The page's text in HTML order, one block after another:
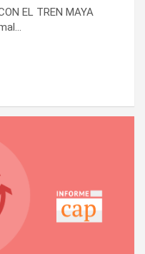
EL TREN MAYA